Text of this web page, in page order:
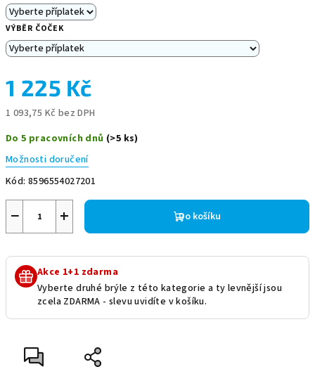
VÝBĚR ČOČEK
1 225 Kč
1 093,75 Kč bez DPH
cena:
Do 5 pracovních dnů (>5 ks)
Možnosti doručení
Kód: 8596554027201
+
− Do košíku
Akce 1+1 zdarma
Vyberte druhé brýle z této kategorie a ty levnější jsou
zcela ZDARMA - slevu uvidíte v košíku.